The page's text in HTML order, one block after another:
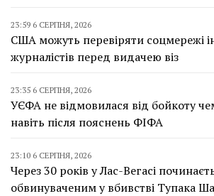
23:59 6 СЕРПНЯ, 2026
США можуть перевіряти соцмережі
журналістів перед видачею віз
23:35 6 СЕРПНЯ, 2026
УЄФА не відмовилася від бойкоту
навіть після пояснень ФІФА
23:10 6 СЕРПНЯ, 2026
Через 30 років у Лас-Вегасі
обвинуваченим у вбивстві Тупака